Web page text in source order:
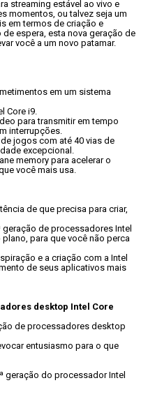
streaming estável ao vivo e
momentos, ou talvez seja um
em termos de criação e
espera, esta nova geração de
você a um novo patamar.
em um sistema
Core i9.
para transmitir em tempo
interrupções.
jogos com até 40 vias de
excepcional.
memory para acelerar o
você mais usa.
de que precisa para criar,
de processadores Intel
para que você não perca
e a criação com a Intel
de seus aplicativos mais
desktop Intel Core
de processadores desktop
entusiasmo para o que
geração do processador Intel